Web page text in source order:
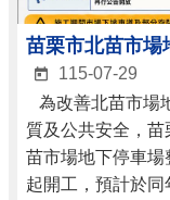
115-07-29
為改善北苗市場
質及公共安全，
苗市場地下停車場
起開工，預計於